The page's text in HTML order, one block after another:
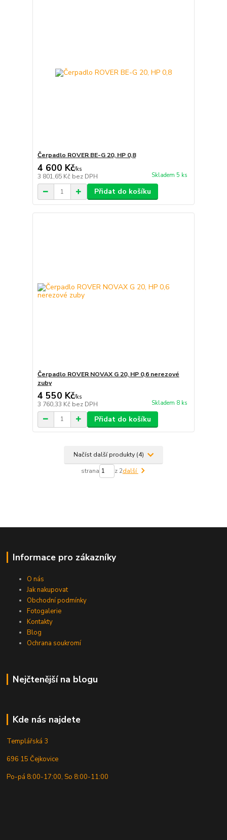
Čerpadlo ROVER BE-G 20, HP 0,8
4 600 Kč/ks
3 801,65 Kč bez DPH Skladem 5 ks
Přidat do košíku
Čerpadlo ROVER NOVAX G 20, HP 0,6 nerezové
zuby
4 550 Kč/ks
3 760,33 Kč bez DPH Skladem 8 ks
Přidat do košíku
Načíst další produkty (4)
strana z 2další
Informace pro zákazníky
O nás
Jak nakupovat
Obchodní podmínky
Fotogalerie
Kontakty
Blog
Ochrana soukromí
Nejčtenější na blogu
Kde nás najdete
Templářská 3
696 15 Čejkovice
Po-pá 8:00-17:00, So 8:00-11:00